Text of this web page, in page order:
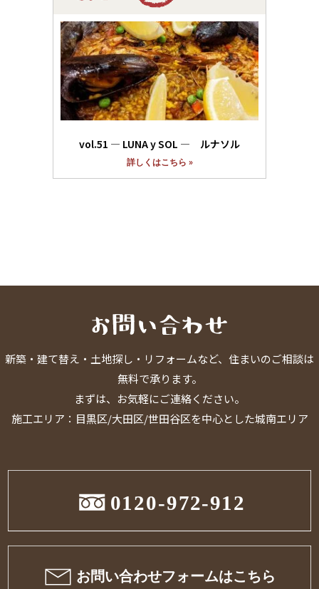
vol.51 ― LUNA y SOL ― ルナソル
詳しくはこちら »
新築・建て替え・土地探し・リフォームなど、住まいのご相談は
無料で承ります。
まずは、お気軽にご連絡ください。
施工エリア：目黒区/大田区/世田谷区を中心とした城南エリア